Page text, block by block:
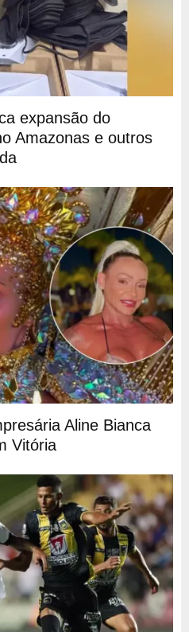
expansão do
Amazonas e outros
Aline Bianca
Vitória